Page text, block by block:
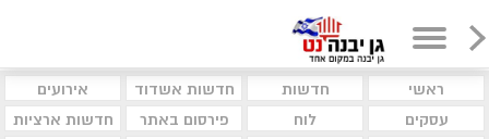
ראשי חדשות חדשות אשדוד
אירועים
עסקים
לוח פירסום באתר
חדשות ארציות